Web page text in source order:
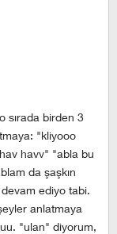
sırada birden 3
"kliyooo
havv" "abla bu
da şaşkın
ediyo tabi.
anlatmaya
"ulan" diyorum,